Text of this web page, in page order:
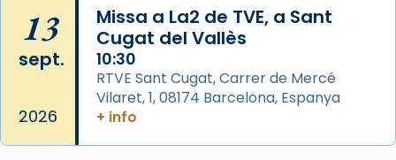
📸 Dr. G. Simón
View on Facebook · Share
Arquebisbat de Barcelona
13
sept.
2026
Missa a La2 de TVE, a Sant
Cugat del Vallès
10:30
RTVE Sant Cugat, Carrer de Mercé
Vilaret, 1, 08174 Barcelona, Espanya
+ info